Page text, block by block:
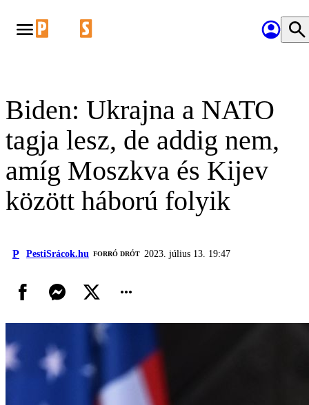
Biden: Ukrajna a NATO
tagja lesz, de addig nem,
amíg Moszkva és Kijev
között háború folyik
P PestiSrácok.hu FORRÓ DRÓT 2023. július 13. 19:47